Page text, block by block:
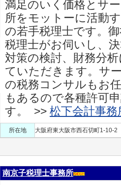
満足のいく価格とサ
所をモットーに活動
の若手税理士です。
税理士がお伺いし、
対策の検討、財務分
ていただきます。サ
の税務コンサルもお
もあるので各種許可
す。 >> 松下会計事
所在地 大阪府東大阪市西石切町1-10-
南京子税理士事務所